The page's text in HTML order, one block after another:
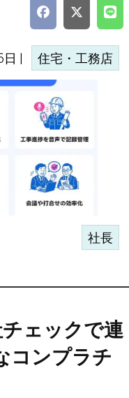
| 住宅・工務店
社長
ェックで連
コンプラチ